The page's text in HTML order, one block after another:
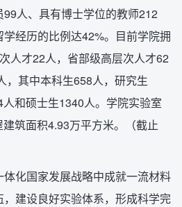
人、具有博士学位的教师212
经历的比例达42%。目前学院拥
人才22人，省部级高层次人才62
，其中本科生658人，研究生
和硕士生1340人。学院实验室
筑面积4.93万平方米。（截止
化国家发展战略中成就一流材料
建设良好实验体系，形成科学完